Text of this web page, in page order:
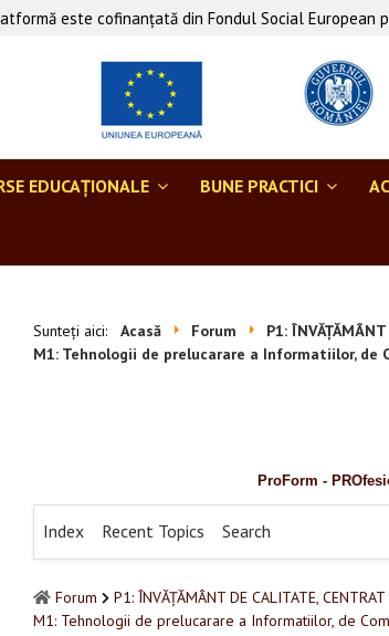
este cofinanţată din Fondul Social European
EDUCAŢIONALE BUNE PRACTICI
Sunteți aici: Acasă Forum
P1: ÎNVĂȚĂMÂNT
M1: Tehnologii de prelucarare a Informatiilor, de
ProForm -
Index Recent Topics Search
Forum
P1: ÎNVĂȚĂMÂNT DE CALITATE,
M1: Tehnologii de prelucarare a Informatiilor, de